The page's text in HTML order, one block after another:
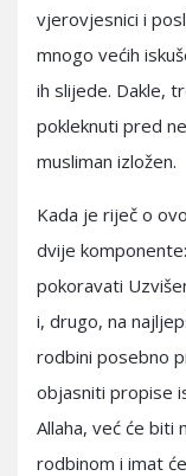
vjerovjesnici i
mnogo većih
ih slijede. Dakle,
pokleknuti pred
musliman izložen.
Kada je riječ o
dvije
pokoravati
i, drugo, na
rodbini posebno
objasniti propise
Allaha, već će biti
rodbinom i imat